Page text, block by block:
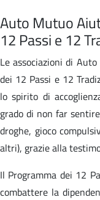
Auto Mutuo
12 Passi e 12
Le associazioni di
dei 12 Passi e 12
lo spirito di
grado di non far
droghe, gioco
altri), grazie alla
Il Programma dei 12
combattere la